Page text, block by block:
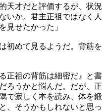
天才だと評価するが、状況
いか。君主正祖ではなく人
見せたかった」
めて見るようだ。背筋を
正祖の背筋は細密だ』と書
ろうかと悩んだ。だが、正
で寂しく本を読み、体を鍛
、そうかもしれないと思っ